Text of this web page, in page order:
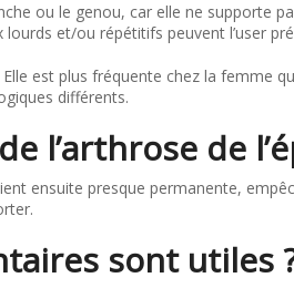
ou le genou, car elle ne supporte
et/ou répétitifs peuvent l’user
est plus fréquente chez la femme
différents.
l’arthrose de
ensuite presque permanente,
sont utiles